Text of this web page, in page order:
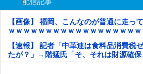
【画像】 福岡、こんなのが普通に走っ
ｗｗｗｗｗｗｗｗｗｗｗｗｗｗｗｗｗ
ｗｗｗｗｗ
【速報】 記者「中革連は食料品消費税
たが？」→階猛氏「そ、それは財源確保